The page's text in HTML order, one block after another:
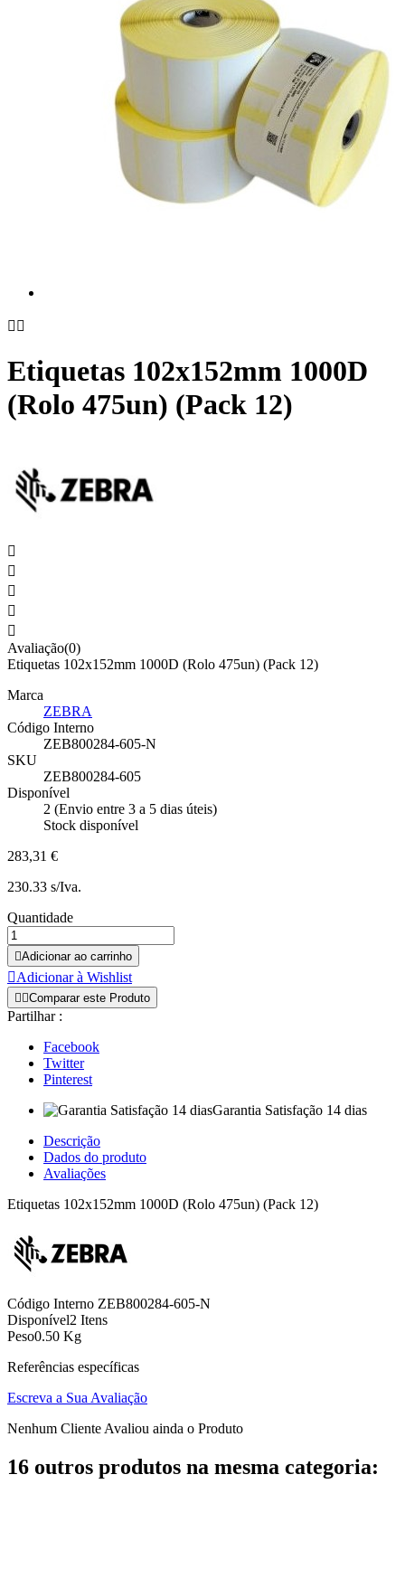
 
Etiquetas 102x152mm 1000D
(Rolo 475un) (Pack 12)





Avaliação(0)
Etiquetas 102x152mm 1000D (Rolo 475un) (Pack 12)
Marca
ZEBRA
Código Interno
ZEB800284-605-N
SKU
ZEB800284-605
Disponível
2 (Envio entre 3 a 5 dias úteis)
Stock disponível
283,31 €
230.33 s/Iva.
Quantidade
Adicionar ao carrinho
Adicionar à Wishlist
 Comparar este Produto
Partilhar :
Facebook
Twitter
Pinterest
Garantia Satisfação 14 dias
Descrição
Dados do produto
Avaliações
Etiquetas 102x152mm 1000D (Rolo 475un) (Pack 12)
Código Interno ZEB800284-605-N
Disponível2 Itens
Peso0.50 Kg
Referências específicas
Escreva a Sua Avaliação
Nenhum Cliente Avaliou ainda o Produto
16 outros produtos na mesma categoria: